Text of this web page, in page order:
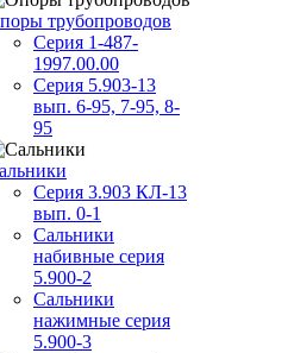
трубопроводов
Серия 1-487-
1997.00.00
Серия 5.903-13
вып. 6-95, 7-95, 8-
95
Серия 3.903 КЛ-13
вып. 0-1
Сальники
набивные серия
5.900-2
Сальники
нажимные серия
5.900-3